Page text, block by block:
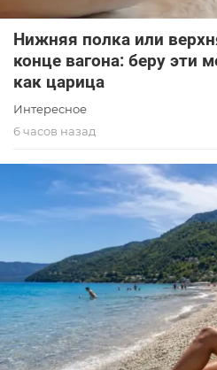
Нижняя полка или
конце вагона: беру эти
как царица
Интересное
6 часов назад